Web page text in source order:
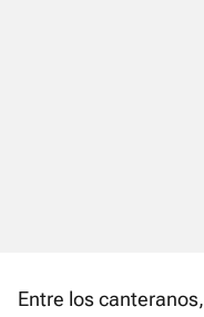
Entre los canteranos,